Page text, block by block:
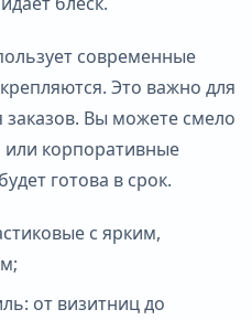
современные
Это важно для
Вы можете смело
корпоративные
готова в срок.
с ярким,
от визитниц до